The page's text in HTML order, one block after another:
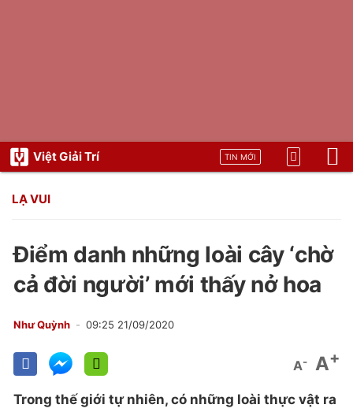
Việt Giải Trí TIN MỚI
LẠ VUI
Điểm danh những loài cây ‘chờ
cả đời người’ mới thấy nở hoa
Như Quỳnh 09:25 21/09/2020
A- A+
Trong thế giới tự nhiên, có những loài thực vật ra